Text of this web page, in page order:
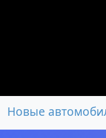
Новые